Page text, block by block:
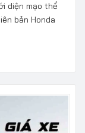
diện mạo thể
bản Honda